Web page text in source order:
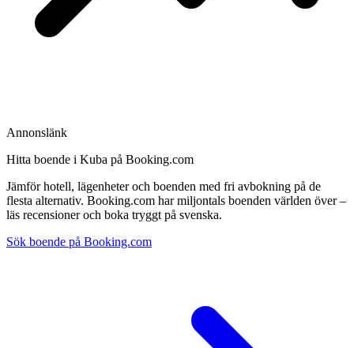
Annonslänk
Hitta boende i Kuba på Booking.com
Jämför hotell, lägenheter och boenden med fri avbokning på de
flesta alternativ. Booking.com har miljontals boenden världen över –
läs recensioner och boka tryggt på svenska.
Sök boende på Booking.com